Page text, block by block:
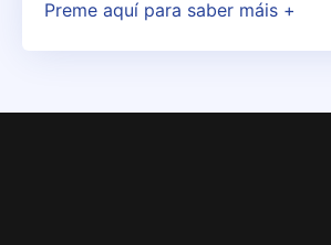
Preme aquí para saber máis +